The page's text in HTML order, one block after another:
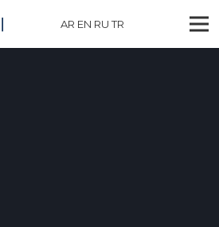
AR EN RU TR